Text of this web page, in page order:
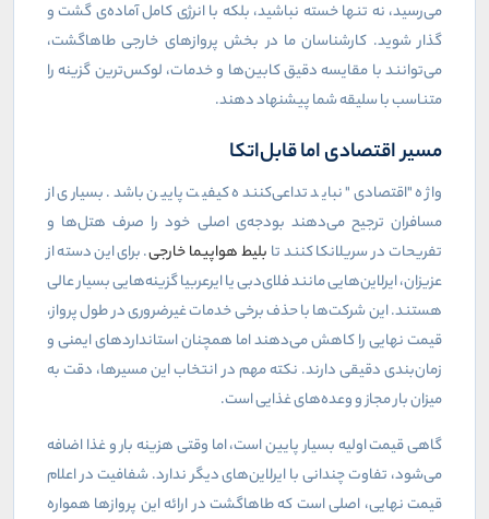
می‌رسید، نه تنها خسته نباشید، بلکه با انرژی کامل آماده‌ی گشت و
گذار شوید. کارشناسان ما در بخش پروازهای خارجی طاهاگشت،
می‌توانند با مقایسه دقیق کابین‌ها و خدمات، لوکس‌ترین گزینه را
متناسب با سلیقه شما پیشنهاد دهند.
مسیر اقتصادی اما قابل‌اتکا
واژه "اقتصادی" نباید تداعی‌کننده کیفیت پایین باشد. بسیاری از
مسافران ترجیح می‌دهند بودجه‌ی اصلی خود را صرف هتل‌ها و
تفریحات در سریلانکا کنند تا بلیط هواپیما خارجی. برای این دسته از
عزیزان، ایرلاین‌هایی مانند فلای‌دبی یا ایرعربیا گزینه‌هایی بسیار عالی
هستند. این شرکت‌ها با حذف برخی خدمات غیرضروری در طول پرواز،
قیمت نهایی را کاهش می‌دهند اما همچنان استانداردهای ایمنی و
زمان‌بندی دقیقی دارند. نکته مهم در انتخاب این مسیرها، دقت به
میزان بار مجاز و وعده‌های غذایی است.
گاهی قیمت اولیه بسیار پایین است، اما وقتی هزینه بار و غذا اضافه
می‌شود، تفاوت چندانی با ایرلاین‌های دیگر ندارد. شفافیت در اعلام
قیمت نهایی، اصلی است که طاهاگشت در ارائه این پروازها همواره